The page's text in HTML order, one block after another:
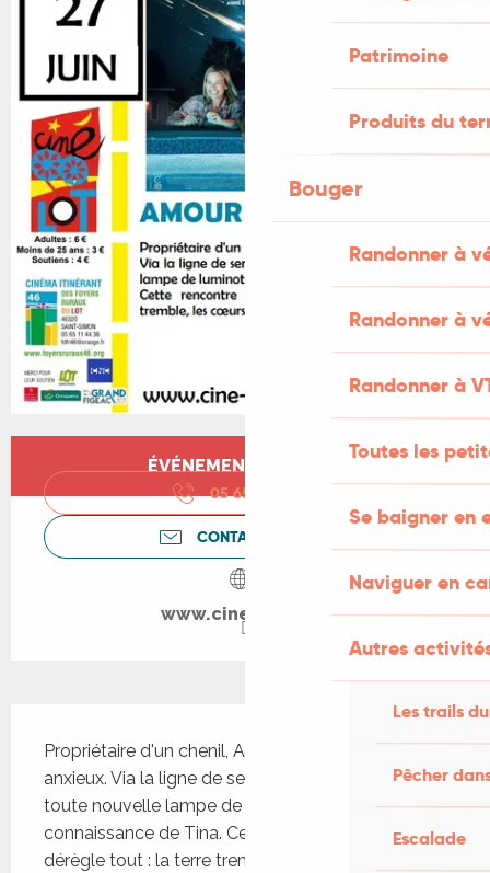
Patrimoine
Produits du
Bouger
Randonner à
Randonner à
Randonner à
Toutes les
Se baigner en
Naviguer en
Autres
Les trails
Pêcher
Escalade
Ouverture et coordonnées
ÉVÉNEMENT TERMINÉ
05 65 11 44
CONTACTEZ-NOUS
www.cine-lot.com
Propriétaire d'un chenil, Adam, 45 ans, est éco-
anxieux. Via la ligne de service après-vente de sa
toute nouvelle lampe de luminothérapie, il fait la
connaissance de Tina. Cette rencontre inattendue
dérègle tout : la terre tremble, les cœurs